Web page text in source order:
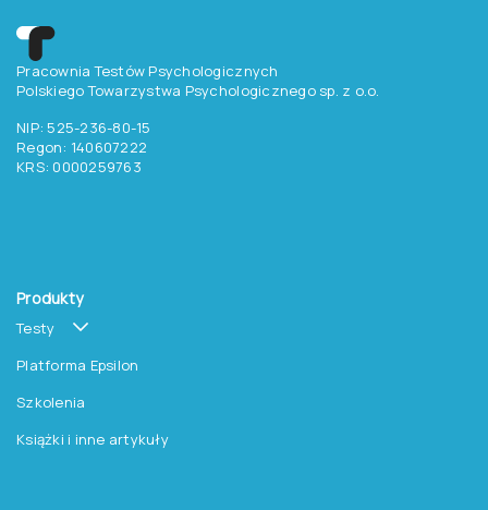
Pracownia Testów Psychologicznych
Polskiego Towarzystwa Psychologicznego sp. z o.o.
NIP: 525-236-80-15
Regon: 140607222
KRS: 0000259763
Produkty
Testy
Platforma Epsilon
Szkolenia
Książki i inne artykuły